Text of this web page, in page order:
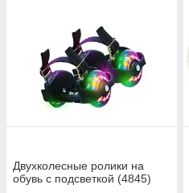
Двухколесные ролики на
обувь с подсветкой (4845)